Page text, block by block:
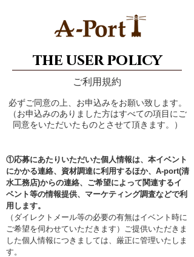
the user policy
ご利用規約
必ずご同意の上、お申込みをお願い致します。
（お申込みのありました方はすべての項目にご
同意をいただいたものとさせて頂きます。）
①応募にあたりいただいた個人情報は、本イベント
にかかる連絡、資材調達に利用するほか、A-port(清
水工務店)からの連絡、ご希望によって関連するイ
ベント等の情報提供、マーケティング調査などで利
用します。
（ダイレクトメール等の必要の有無はイベント時に
ご希望を伺わせていただきます）ご提供いただきま
した個人情報につきましては、厳正に管理いたしま
す。